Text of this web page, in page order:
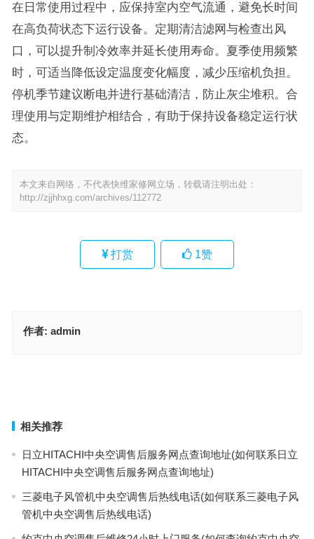
在日常使用过程中，应保持室内空气流通，避免长时间
在高负荷状态下运行设备。定期清洁滤网与检查出风
口，可以提升制冷效率并延长使用寿命。夏季使用频繁
时，可适当降低设定温度变化幅度，减少压缩机负担。
停机季节建议断电并进行基础清洁，防止灰尘堆积。合
理使用与定期维护相结合，有助于保持设备稳定运行状
态。
本文来自网络，不代表快维家修网立场，转载请注明出处：
http://zjjhhxg.com/archives/112772
打赏 1赞
作者: admin
相关推荐
日立HITACHI中央空调售后服务网点查询地址(如何联系日立
HITACHI中央空调售后服务网点查询地址)
三菱电子风管机中央空调售后热线电话(如何联系三菱电子风
管机中央空调售后热线电话)